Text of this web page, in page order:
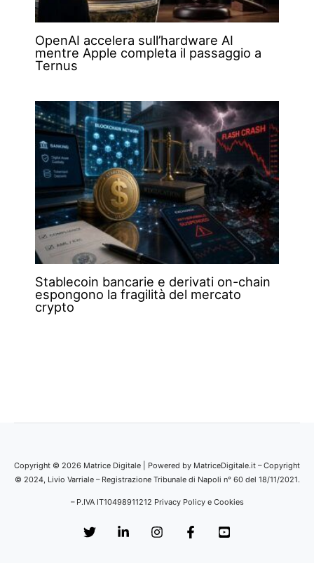
OpenAI accelera sull’hardware AI
mentre Apple completa il passaggio a
Ternus
Stablecoin bancarie e derivati on-chain
espongono la fragilità del mercato
crypto
Copyright © 2026 Matrice Digitale | Powered by MatriceDigitale.it – Copyright
© 2024, Livio Varriale – Registrazione Tribunale di Napoli n° 60 del 18/11/2021.
– P.IVA IT10498911212 Privacy Policy e Cookies